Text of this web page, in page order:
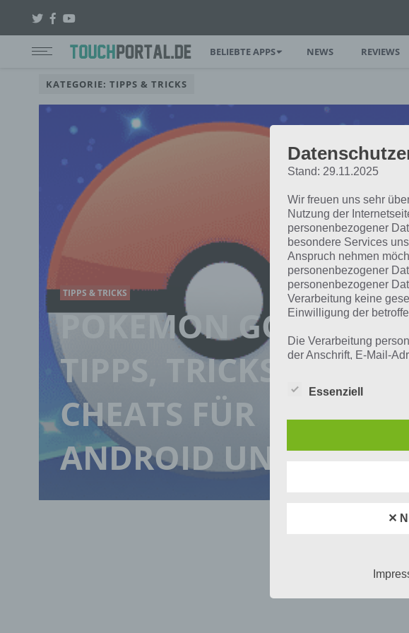
BELIEBTE APPS NEWS REVIEWS
KATEGORIE: TIPPS & TRICKS
TIPPS & TRICKS
POKEMON GO
TIPPS, TRICKS UND
CHEATS FÜR
ANDROID UND IOS
Stand: 29.11.2025
Wir freuen uns sehr
Nutzung der
personenbezogener
besondere Services
Anspruch nehmen
personenbezogener
personenbezogener
Verarbeitung keine
Einwilligung der
Die Verarbeitung
der Anschrift, E-Mail-
informieren. Ferner
Datenschutzerklärung
Wir haben als für die
personenbezogenen
aufweisen, sodass ein
Aus diesem Grund
personenbezogene
Essenziell
✕